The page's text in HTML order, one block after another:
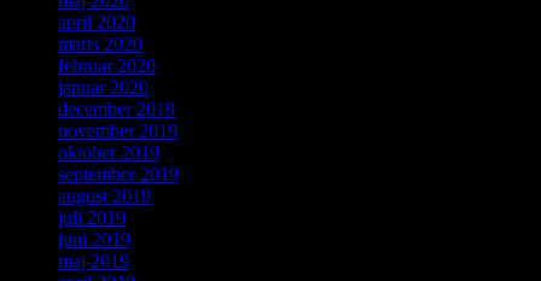
april 2020
marts 2020
februar 2020
januar 2020
december 2019
november 2019
oktober 2019
september 2019
august 2019
juli 2019
juni 2019
maj 2019